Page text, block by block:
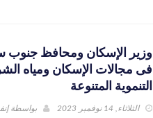
وزير الإسكان ومحافظ جنوب
فى مجالات الإسكان ومياه
التنموية المتنوعة
الثلاثاء, 14 نوفمبر 2023 بواسطة